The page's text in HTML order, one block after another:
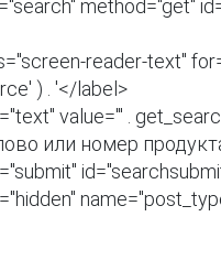
) . '</label>
или номер